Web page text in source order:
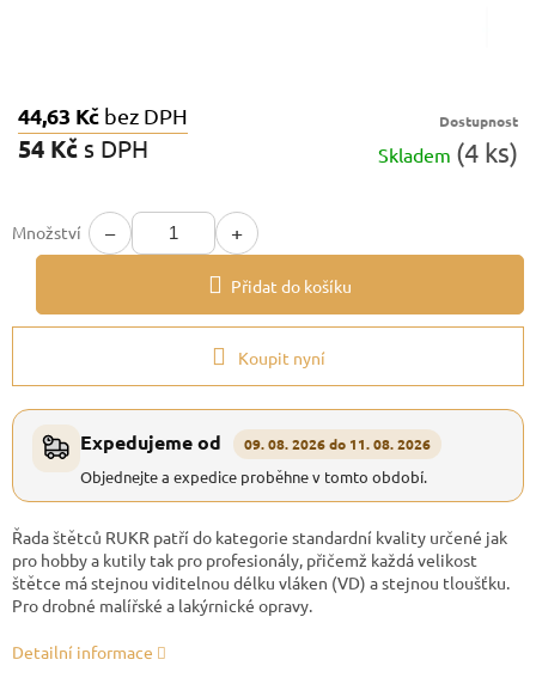
44,63 Kč bez DPH
54 Kč s DPH
Dostupnost
Skladem (4 ks)
Množství − +
Přidat do košíku
Koupit nyní
Expedujeme od 09. 08. 2026 do 11. 08. 2026
Objednejte a expedice proběhne v tomto období.
Řada štětců RUKR patří do kategorie standardní kvality určené jak
pro hobby a kutily tak pro profesionály, přičemž každá velikost
štětce má stejnou viditelnou délku vláken (VD) a stejnou tloušťku.
Pro drobné malířské a lakýrnické opravy.
Detailní informace